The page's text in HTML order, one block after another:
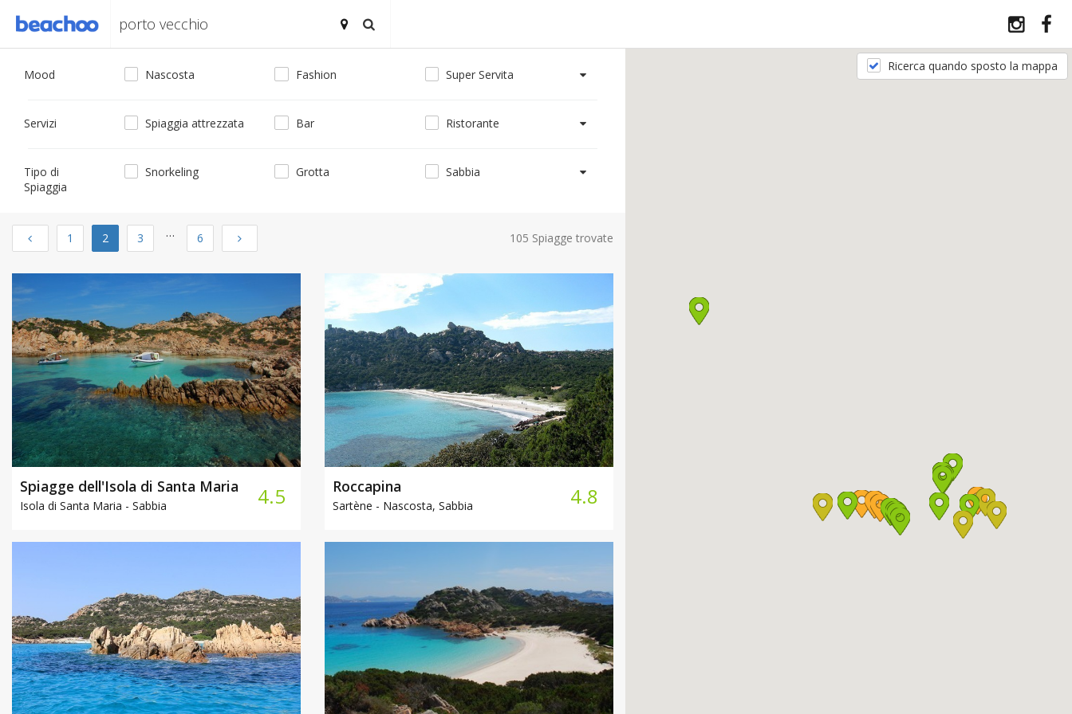
Mood Nascosta Fashion Super Servita
Servizi Spiaggia attrezzata Bar Ristorante
Tipo di
Spiaggia
Snorkeling Grotta Sabbia
Previous 1 2 3 … 6 Next 105 Spiagge trovate
Spiagge dell'Isola di Santa Maria
Isola di Santa Maria - Sabbia 4.5 Roccapina
Sartène - Nascosta, Sabbia 4.8
Ricerca quando sposto la mappa